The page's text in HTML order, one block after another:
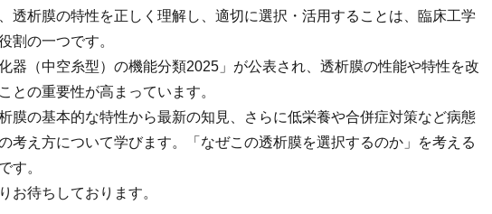
透析膜の特性を正しく理解し、適切に選択・活用することは、臨床工学
割の一つです。
器（中空糸型）の機能分類2025」が公表され、透析膜の性能や特性を改
との重要性が高まっています。
膜の基本的な特性から最新の知見、さらに低栄養や合併症対策など病態
考え方について学びます。「なぜこの透析膜を選択するのか」を考える
す。
お待ちしております。